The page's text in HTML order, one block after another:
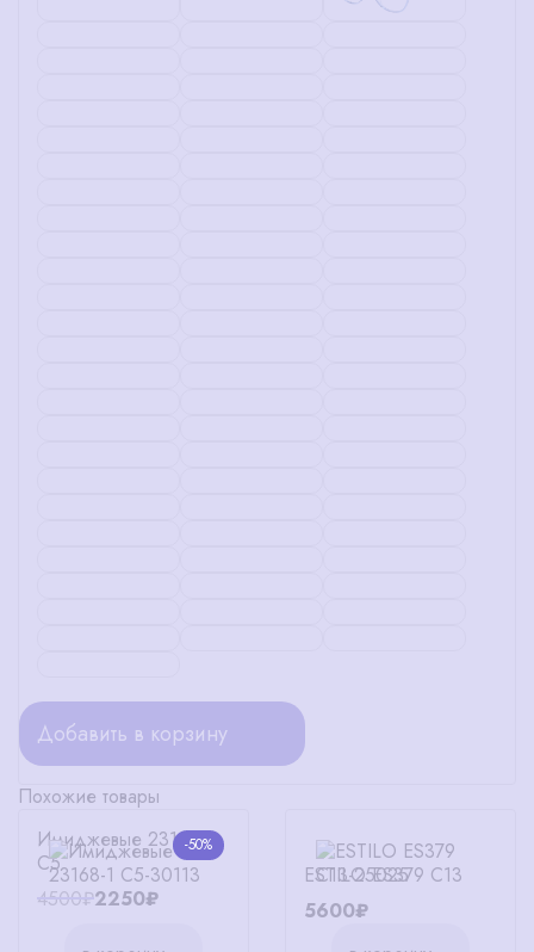
Добавить в корзину
Похожие товары
-50%
Имиджевые 23168-1
C5
4500₽2250₽
ESTILO ES379 C13
5600₽